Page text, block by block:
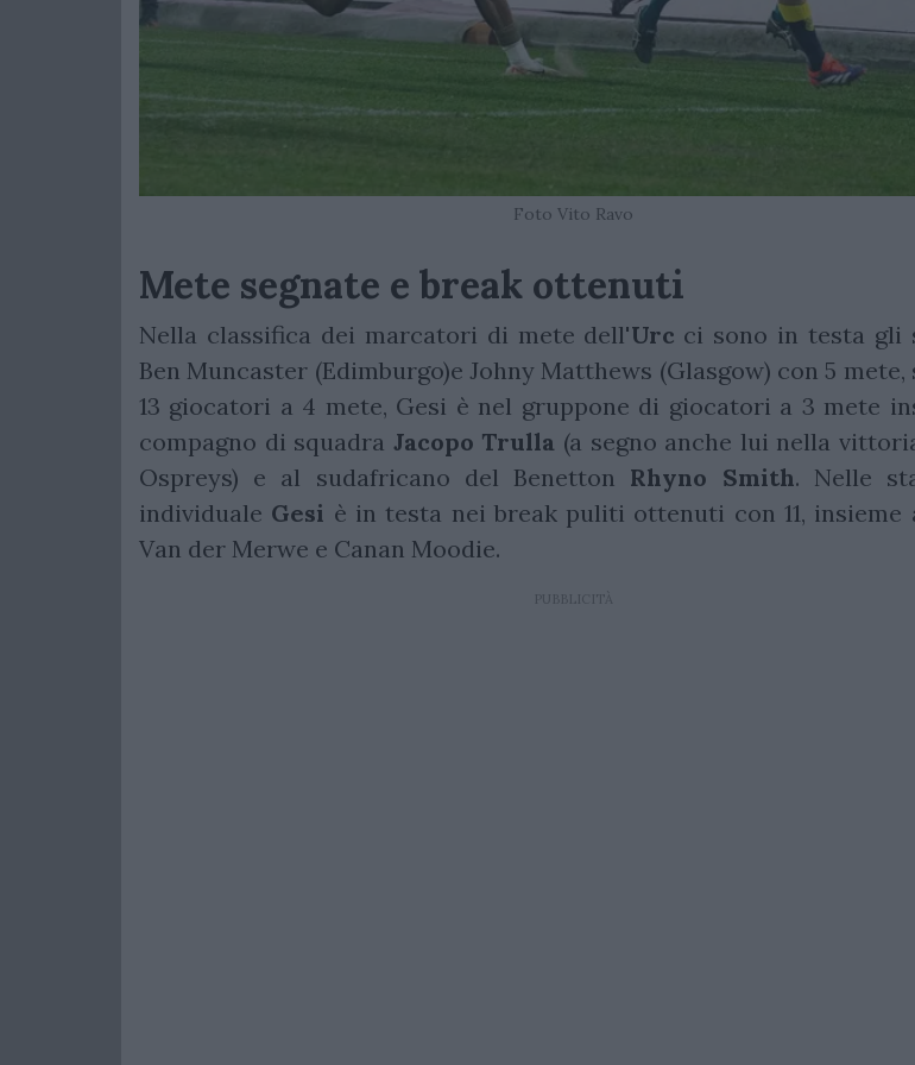
Foto Vito Ravo
Mete segnate e break ottenuti
Nella classifica dei marcatori di mete dell'Urc ci sono in testa gli
Ben Muncaster (Edimburgo)e Johny Matthews (Glasgow) con 5 mete,
13 giocatori a 4 mete, Gesi è nel gruppone di giocatori a 3 mete
compagno di squadra Jacopo Trulla (a segno anche lui nella
Ospreys) e al sudafricano del Benetton Rhyno Smith. Nelle
individuale Gesi è in testa nei break puliti ottenuti con 11, insieme
Van der Merwe e Canan Moodie.